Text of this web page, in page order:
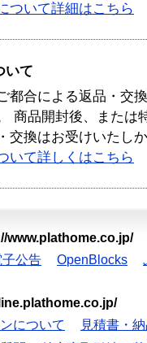
ついて詳細はこちら
いて
都合による返品・交
商品開封後、または
交換はお受けいたし
いて詳しくはこちら
www.plathome.co.jp/
子公告 OpenBlocks
について
見積書・